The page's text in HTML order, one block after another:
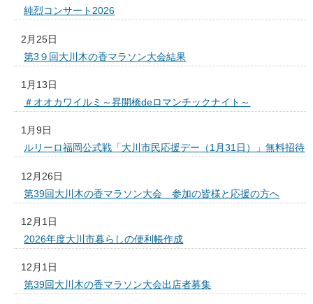
純烈コンサート2026
2月25日
第3９回大川木の香マラソン大会結果
1月13日
＃オオカワイルミ～昇開橋deロマンチックナイト～
1月9日
ルリーロ福岡公式戦「大川市民応援デー（1月31日）」無料招待
12月26日
第39回大川木の香マラソン大会 参加の皆様と応援の方へ
12月1日
2026年度大川市暮らしの便利帳作成
12月1日
第39回大川木の香マラソン大会出店者募集